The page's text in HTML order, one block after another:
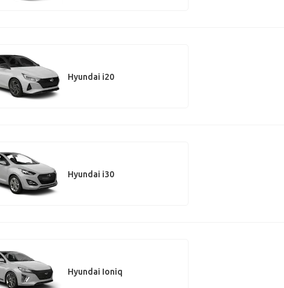
Hyundai i20
Hyundai i30
Hyundai Ioniq